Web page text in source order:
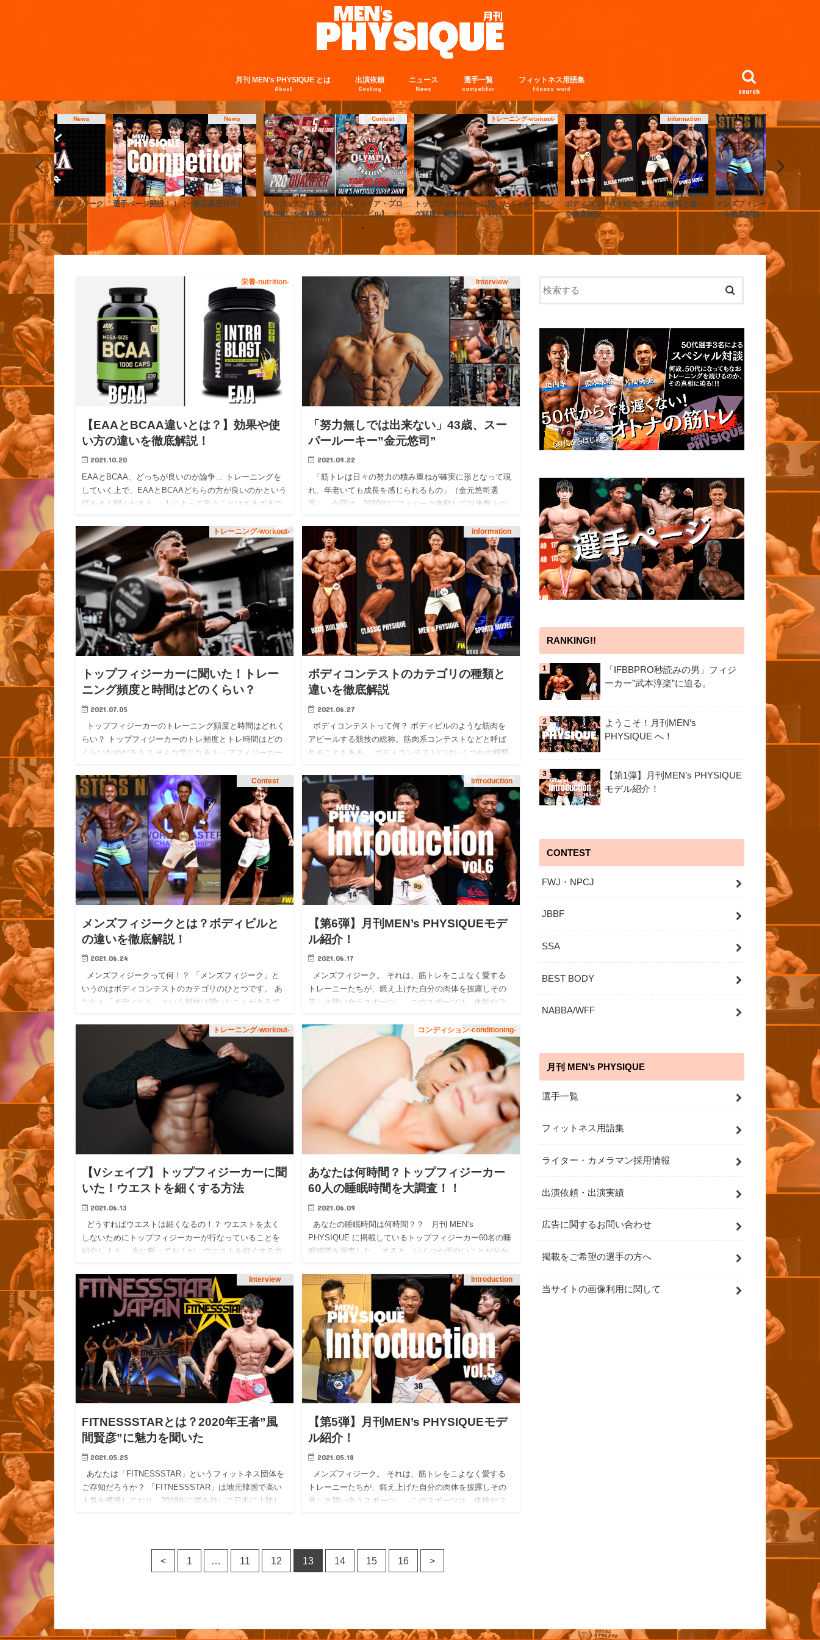
search
月刊 MEN’s PHYSIQUE とは
About
出演依頼
Casting
ニュース
News
選手一覧
competitor
フィットネス用語集
fitness word
News
設！！（一般応募受付中）
Contest
リージョナル・プロクオリファイア・プロ
戦の違いを徹底解説！【ボディビル】
トレーニング-workout-
トップフィジーカーに聞いた！トレーニン
グ頻度と時間はどのくらい？
information
ボディコンテストのカテゴリの種類と違い
を徹底解説
Contest
メンズフィジークとは？ボディビルとの違
いを徹底解説！
【第6弾】月刊MEN’s
介！
栄養-nutrition-
【EAAとBCAA違いとは？】効果や使
い方の違いを徹底解説！
2021.10.20
EAAとBCAA、どっちが良いのか論争… トレーニングを
していく上で、EAAとBCAAどちらの方が良いのかという
話をよく聞くだろう。 人によって言うことはさまざまで
はずだ…
Interview
「努力無しでは出来ない」43歳、スー
パールーキー”金元悠司”
2021.09.22
「筋トレは日々の努力の積み重ねが確実に形となって現
れ、年老いても成長を感じられるもの」（金元悠司選
手） 今回は、2020年にフィジーク参戦して以来数々の
トレーニング-workout-
トップフィジーカーに聞いた！トレー
ニング頻度と時間はどのくらい？
2021.07.05
トップフィジーカーのトレーニング頻度と時間はどれく
らい？ トップフィジーカーのトレ頻度とトレ時間はどの
くらいなのだろう？ そんな気になるトップフィジーカー
information
ボディコンテストのカテゴリの種類と
違いを徹底解説
2021.06.27
ボディコンテストって何？ ボディビルのような筋肉を
アピールする競技の総称。筋肉系コンテストなどと呼ば
れることもある。 ボディコンテストにはいくつかの種類
介し…
Contest
メンズフィジークとは？ボディビルと
の違いを徹底解説！
2021.06.24
メンズフィジークって何！？ 「メンズフィジーク」と
いうのはボディコンテストのカテゴリのひとつです。 あ
なたも「ボディビル」という競技は聞いたことがあるで
Introduction
【第6弾】月刊MEN’s PHYSIQUEモデ
ル紹介！
2021.06.17
メンズフィジーク。 それは、筋トレをこよなく愛する
トレーニーたちが、鍛え上げた自分の肉体を披露しその
美しさ競い合うスポーツ。 このスポーツは、体操やフ
トレーニング-workout-
【Vシェイプ】トップフィジーカーに聞
いた！ウエストを細くする方法
2021.06.13
どうすればウエストは細くなるの！？ ウエストを太く
しないためにトップフィジーカーが行なっていることを
紹介しよう。 先に断っておくが、ウエストを細くする方
は…
コンディション-conditioning-
あなたは何時間？トップフィジーカー
60人の睡眠時間を大調査！！
2021.06.09
あなたの睡眠時間は何時間？？ 月刊 MEN’s
PHYSIQUE に掲載しているトップフィジーカー60名の睡
眠時間を調査した。 すると、いくつか面白いことが分か
Interview
FITNESSSTARとは？2020年王者”風
間賢彦”に魅力を聞いた
2021.05.25
あなたは「FITNESSSTAR」というフィットネス団体を
ご存知だろうか？ 「FITNESSSTAR」は地元韓国で高い
人気を獲得しており、2018年に満を持して日本に上陸し
Introduction
【第5弾】月刊MEN’s PHYSIQUEモデ
ル紹介！
2021.05.18
メンズフィジーク。 それは、筋トレをこよなく愛する
トレーニーたちが、鍛え上げた自分の肉体を披露しその
美しさ競い合うスポーツ。 このスポーツは、体操やフ
< 1 11 12 13 14 15 16 >
RANKING!!
「IFBBPRO秒読みの男」フィジ
ーカー”武本淳楽”に迫る。
ようこそ！月刊MEN’s
PHYSIQUE へ！
【第1弾】月刊MEN’s PHYSIQUE
モデル紹介！
CONTEST
FWJ・NPCJ
JBBF
SSA
BEST BODY
NABBA/WFF
月刊 MEN’s PHYSIQUE
選手一覧
フィットネス用語集
ライター・カメラマン採用情報
出演依頼・出演実績
広告に関するお問い合わせ
掲載をご希望の選手の方へ
当サイトの画像利用に関して